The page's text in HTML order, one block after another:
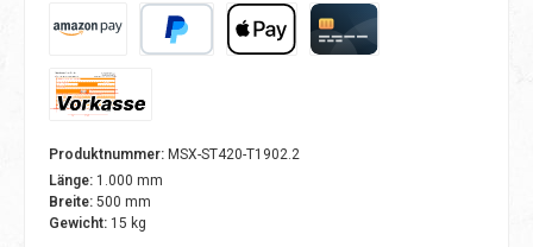
Produktnummer: MSX-ST420-T1902.2
Länge: 1.000 mm
Breite: 500 mm
Gewicht: 15 kg